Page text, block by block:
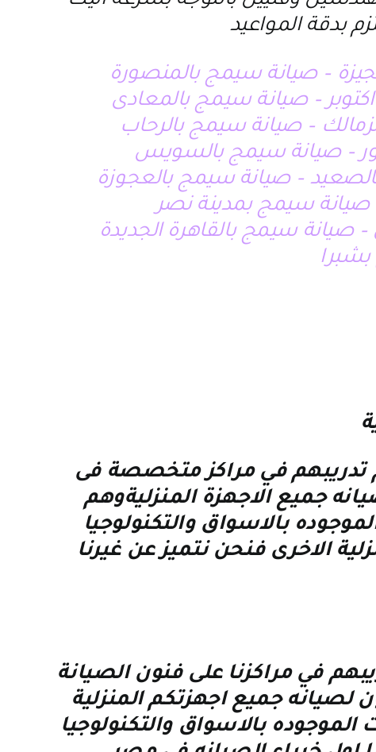
بدقة المواعيد
– صيانة سيمج بالمنصورة
– صيانة سيمج بالرحاب
– صيانة سيمج بالسويس
– صيانة سيمج بالعجوزة
سيمج بمدينة نصر
صيانة سيمج بالقاهرة الجديدة
تدريبهم في مراكز متخصصة فى
جميع الاجهزة المنزليةوهم
بالاسواق والتكنولوجيا
الاخرى فنحن نتميز عن غيرنا
في مراكزنا على فنون الصيانة
جميع اجهزتكم المنزلية
بالاسواق والتكنولوجيا